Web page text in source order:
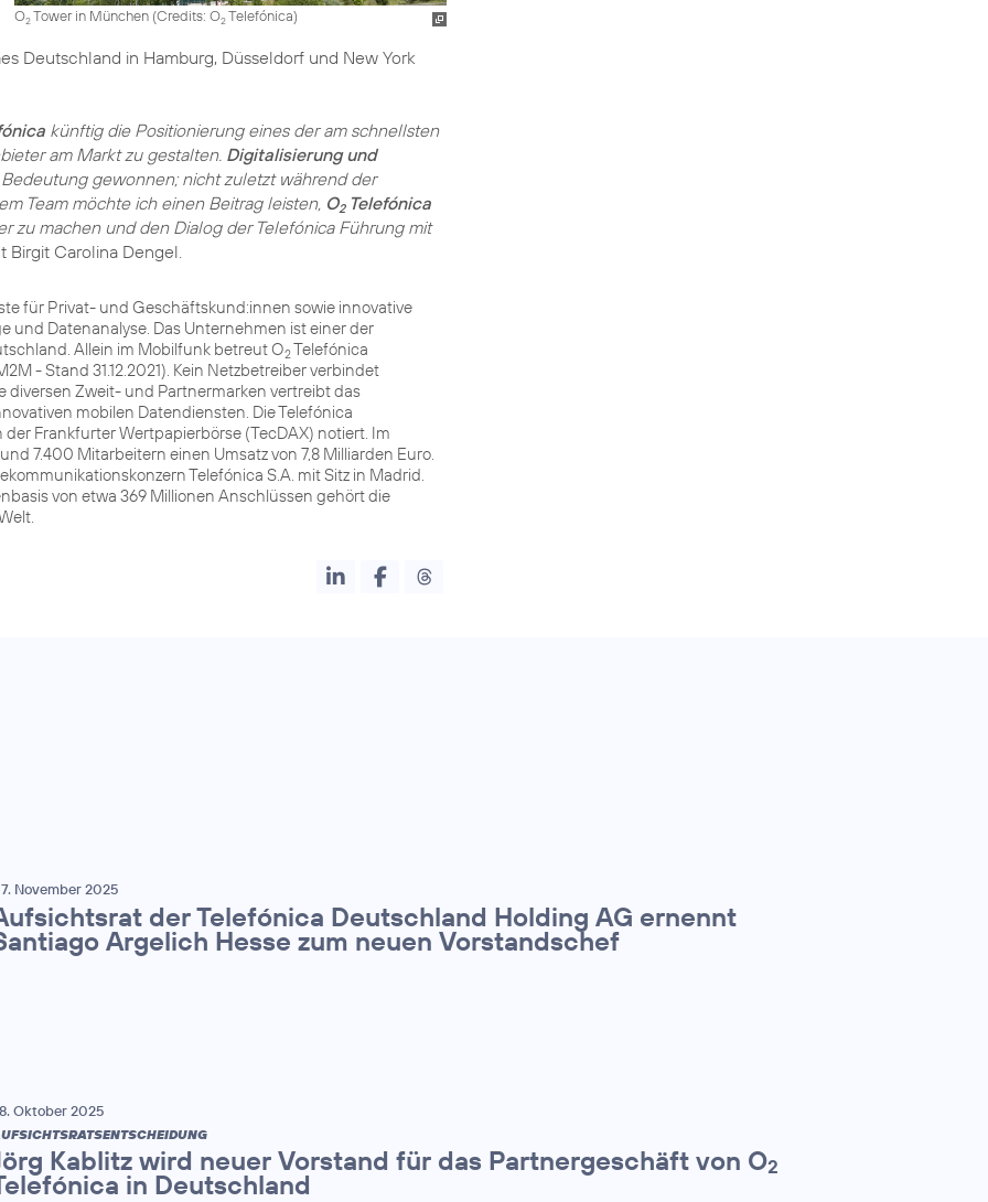
O2Tower in München (Credits: O2Telefónica)
Deutschland in Hamburg, Düsseldorf und New York
künftig die Positionierung eines der am schnellsten
am Markt zu gestalten. Digitalisierung und
gewonnen; nicht zuletzt während der
Team möchte ich einen Beitrag leisten, O2Telefónica
zu machen und den Dialog der Telefónica Führung mit
Birgit Carolina Dengel.
für Privat- und Geschäftskund:innen sowie innovative
und Datenanalyse. Das Unternehmen ist einer der
Allein im Mobilfunk betreut O2Telefónica
- Stand 31.12.2021). Kein Netzbetreiber verbindet
diversen Zweit- und Partnermarken vertreibt das
mobilen Datendiensten. Die Telefónica
Frankfurter Wertpapierbörse (TecDAX) notiert. Im
7.400 Mitarbeitern einen Umsatz von 7,8 Milliarden Euro.
Telefónica S.A. mit Sitz in Madrid.
von etwa 369 Millionen Anschlüssen gehört die
November 2025
der Telefónica Deutschland Holding AG ernennt
Argelich Hesse zum neuen Vorstandschef
Oktober 2025
Kablitz wird neuer Vorstand für das Partnergeschäft von O2
in Deutschland